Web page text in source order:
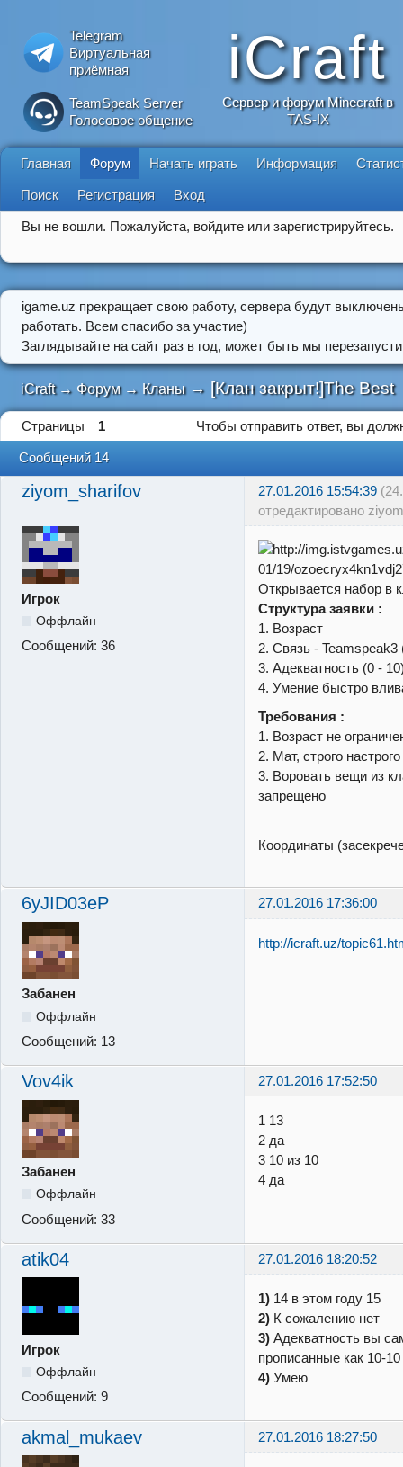
Telegram
Виртуальная
приёмная
TeamSpeak Server
Голосовое общение
iCraft
Сервер и форум Minecraft в
TAS-IX
Главная Форум Начать играть Информация
Поиск Регистрация Вход
Вы не вошли. Пожалуйста, войдите или зарегистрируйтесь.
igame.uz прекращает свою работу, сервера будут
работать. Всем спасибо за участие)
Заглядывайте на сайт раз в год, может быть мы
iCraft → Форум → Кланы → [Клан закрыт!]The Best
Страницы 1 Чтобы отправить ответ, вы
Сообщений 14
ziyom_sharifov 27.01.2016 15:54:39
отредактировано
Игрок
Оффлайн
Сообщений: 36
Открывается набор в
Структура заявки :
1. Возраст
2. Связь - Teamspeak3
3. Адекватность (0 -
4. Умение быстро
Требования :
1. Возраст не
2. Мат, строго
3. Воровать вещи из
запрещено
Координаты
6yJID03eP 27.01.2016 17:36:00
Забанен
Оффлайн
Сообщений: 13
http://icraft.uz/
Vov4ik 27.01.2016 17:52:50
Забанен
Оффлайн
Сообщений: 33
1 13
2 да
3 10 из 10
4 да
atik04 27.01.2016 18:20:52
Игрок
Оффлайн
Сообщений: 9
1) 14 в этом году 15
2) К сожалению нет
3) Адекватность вы
прописанные как 10-
4) Умею
akmal_mukaev 27.01.2016 18:27:50